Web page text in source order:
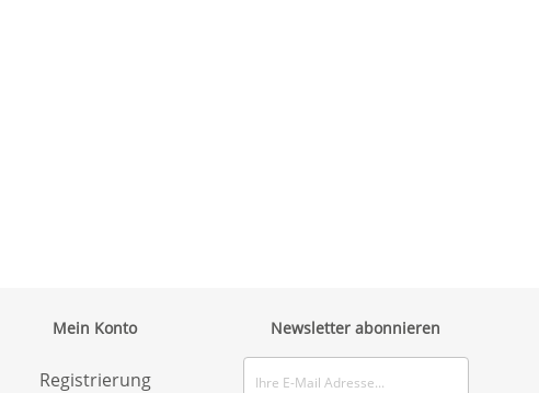
Mein Konto
Registrierung
Newsletter abonnieren